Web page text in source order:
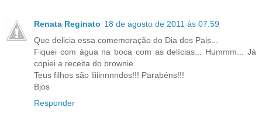
Renata Reginato 18 de agosto de 2011 às 07:59
Que delicia essa comemoração do Dia dos Pais...
Fiquei com água na boca com as delícias... Hummm... Já
copiei a receita do brownie.
Teus filhos são liiiinnnndos!!! Parabéns!!!
Bjos
Responder